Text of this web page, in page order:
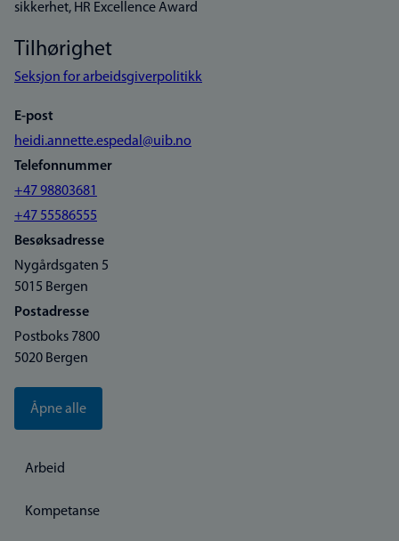
sikkerhet, HR Excellence Award
Tilhørighet
Seksjon for arbeidsgiverpolitikk
E-post
heidi.annette.espedal@uib.no
Telefonnummer
+47 98803681
+47 55586555
Besøksadresse
Nygårdsgaten 5
5015 Bergen
Postadresse
Postboks 7800
5020 Bergen
Åpne alle
Arbeid
Kompetanse